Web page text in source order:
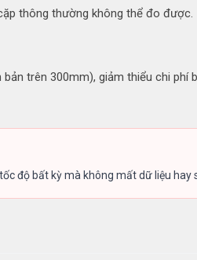
thông thường không thể đo được.
trên 300mm), giảm thiểu chi
độ bất kỳ mà không mất dữ liệu